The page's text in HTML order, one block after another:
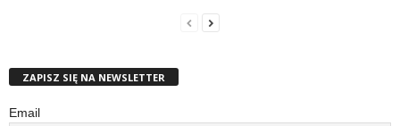
ZAPISZ SIĘ NA NEWSLETTER
Email